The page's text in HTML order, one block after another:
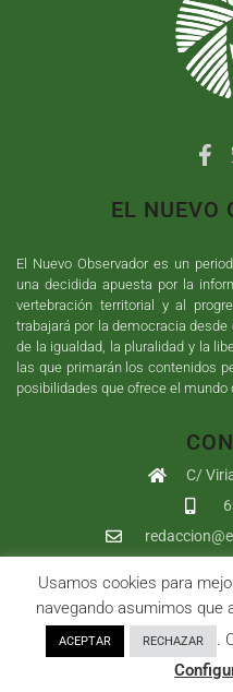
EL NUEVO
El Nuevo Observador es un
una decidida apuesta por la
vertebración territorial y al
trabajará por la democracia
de la igualdad, la pluralidad y la
las que primarán los contenidos
posibilidades que ofrece el mundo
C/
Copyright ©2026 El Nuevo
yDesarrollo| All Rights
Privacidad|
Usamos cookies para
navegando asumimos que
ACEPTAR RECHAZAR
.